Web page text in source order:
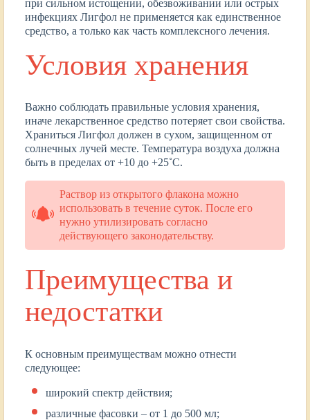
при сильном истощении, обезвоживании или острых
инфекциях Лигфол не применяется как единственное
средство, а только как часть комплексного лечения.
Условия хранения
Важно соблюдать правильные условия хранения,
иначе лекарственное средство потеряет свои свойства.
Храниться Лигфол должен в сухом, защищенном от
солнечных лучей месте. Температура воздуха должна
быть в пределах от +10 до +25˚C.
Раствор из открытого флакона можно
использовать в течение суток. После его
нужно утилизировать согласно
действующего законодательству.
Преимущества и
недостатки
К основным преимуществам можно отнести
следующее:
широкий спектр действия;
различные фасовки – от 1 до 500 мл;